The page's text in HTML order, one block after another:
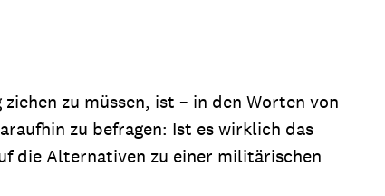
zu müssen, ist – in den Worten von
zu befragen: Ist es wirklich das
die Alternativen zu einer militärischen